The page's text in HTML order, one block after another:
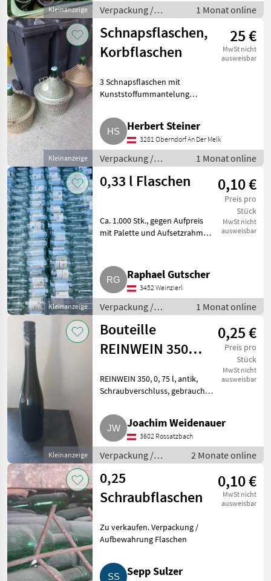
Kleinanzeige
und ohne Etikette.
Verpackung /
Aufbewahrung /
Flaschen
1 Monat online
Kleinanzeige
Schnapsflaschen,
Korbflaschen
25 €
MwSt nicht
ausweisbar
3 Schnapsflaschen mit
Kunststoffummantelung
2x 34 l, a' € 35, -, Euro. Bei
Gesamtabnahme € 70, -, Euro.
Waren nur einmal mit Schnaps
Herbert Steiner
3281 Oberndorf An Der Melk
Verpackung /
Aufbewahrung /
Flaschen
1 Monat online
Kleinanzeige
0,33 l Flaschen 0,10 €
Preis pro
Stück
MwSt nicht
ausweisbar
Ca. 1.000 Stk., gegen Aufpreis
mit Palette und Aufsetzrahmen.
Raphael Gutscher
3452 Weinzierl
Verpackung /
Aufbewahrung /
Flaschen
1 Monat online
Kleinanzeige
Bouteille
REINWEIN 350
0,25 €
Preis pro
Stück
MwSt nicht
ausweisbar
REINWEIN 350, 0, 75 l, antik,
Schraubverschluss, gebraucht.
Flaschen
Joachim Weidenauer
3602 Rossatzbach
Verpackung /
Aufbewahrung /
Flaschen
2 Monate online
0,25
Schraubflaschen
0,10 €
MwSt nicht
ausweisbar
Zu verkaufen. Verpackung /
Aufbewahrung Flaschen
Sepp Sulzer